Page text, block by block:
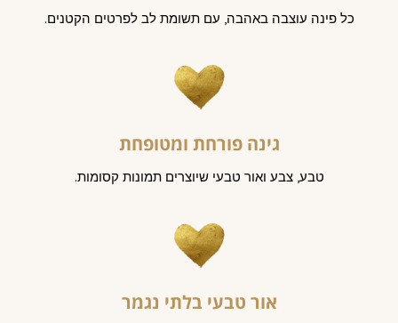
כל פינה עוצבה באהבה, עם תשומת לב לפרטים הקטנים.
גינה פורחת ומטופחת
טבע, צבע ואור טבעי שיוצרים תמונות קסומות.
אור טבעי בלתי נגמר